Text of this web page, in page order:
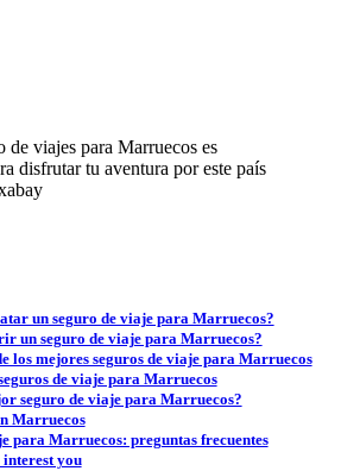
de viajes para Marruecos es
disfrutar tu aventura por este país
un seguro de viaje para Marruecos?
un seguro de viaje para Marruecos?
los mejores seguros de viaje para Marruecos
de viaje para Marruecos
seguro de viaje para Marruecos?
Marruecos
para Marruecos: preguntas frecuentes
you